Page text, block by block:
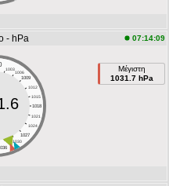
- hPa 07:14:09
1003
1006
1009
1012
1015
1018
1021
1024
1027
1030
Μέγιστη
1031.7 hPa